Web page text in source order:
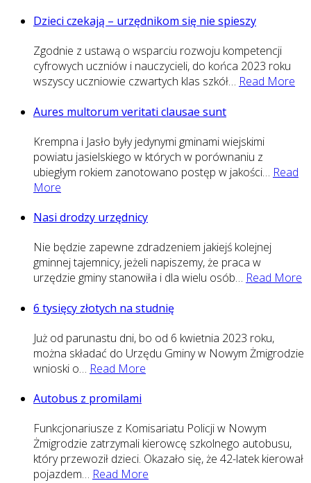
Dzieci czekają – urzędnikom się nie spieszy
Zgodnie z ustawą o wsparciu rozwoju kompetencji
cyfrowych uczniów i nauczycieli, do końca 2023 roku
wszyscy uczniowie czwartych klas szkół… Read More
Aures multorum veritati clausae sunt
Krempna i Jasło były jedynymi gminami wiejskimi
powiatu jasielskiego w których w porównaniu z
ubiegłym rokiem zanotowano postęp w jakości… Read
More
Nasi drodzy urzędnicy
Nie będzie zapewne zdradzeniem jakiejś kolejnej
gminnej tajemnicy, jeżeli napiszemy, że praca w
urzędzie gminy stanowiła i dla wielu osób… Read More
6 tysięcy złotych na studnię
Już od parunastu dni, bo od 6 kwietnia 2023 roku,
można składać do Urzędu Gminy w Nowym Żmigrodzie
wnioski o… Read More
Autobus z promilami
Funkcjonariusze z Komisariatu Policji w Nowym
Żmigrodzie zatrzymali kierowcę szkolnego autobusu,
który przewoził dzieci. Okazało się, że 42-latek kierował
pojazdem… Read More